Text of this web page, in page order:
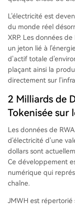
constante,
chaque nouveau
ocier ou régler
La valeur totale
istre XRP a ainsi
urs, atteignant
ustre la croissance
réels.
L'électricité est
du monde réel
XRP. Les données
un jeton lié à
d'actif totale
plaçant ainsi la
directement sur
2 Milliards de
Tokenisée sur
Les données de
d'électricité d'une
dollars sont
Ce développement
numérique qui
chaîne.
JMWH est répertorié